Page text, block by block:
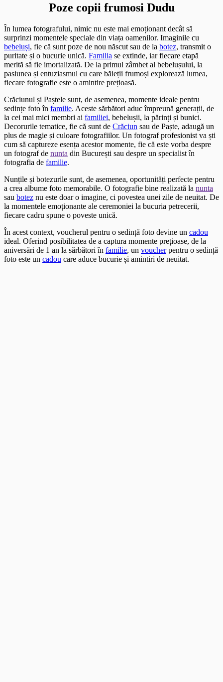
Poze copii frumosi Dudu
În lumea fotografului, nimic nu este mai emoționant decât să
surprinzi momentele speciale din viața oamenilor. Imaginile cu
bebeluși, fie că sunt poze de nou născut sau de la botez, transmit o
puritate și o bucurie unică. Familia se extinde, iar fiecare etapă
merită să fie imortalizată. De la primul zâmbet al bebelușului, la
pasiunea și entuziasmul cu care băieții frumoși explorează lumea,
fiecare fotografie este o amintire prețioasă.
Crăciunul și Paștele sunt, de asemenea, momente ideale pentru
sedințe foto în familie. Aceste sărbători aduc împreună generații, de
la cei mai mici membri ai familiei, bebelușii, la părinți și bunici.
Decorurile tematice, fie că sunt de Crăciun sau de Paște, adaugă un
plus de magie și culoare fotografiilor. Un fotograf profesionist va ști
cum să captureze esența acestor momente, fie că este vorba despre
un fotograf de nunta din București sau despre un specialist în
fotografia de familie.
Nunțile și botezurile sunt, de asemenea, oportunități perfecte pentru
a crea albume foto memorabile. O fotografie bine realizată la nunta
sau botez nu este doar o imagine, ci povestea unei zile de neuitat. De
la momentele emoționante ale ceremoniei la bucuria petrecerii,
fiecare cadru spune o poveste unică.
În acest context, voucherul pentru o sedință foto devine un cadou
ideal. Oferind posibilitatea de a captura momente prețioase, de la
aniversări de 1 an la sărbători în familie, un voucherpentru o sedință
foto este un cadou care aduce bucurie și amintiri de neuitat.